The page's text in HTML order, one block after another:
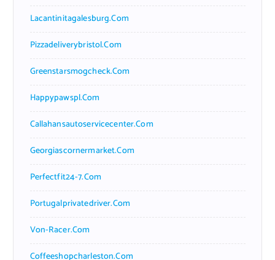
Lacantinitagalesburg.com
Pizzadeliverybristol.com
Greenstarsmogcheck.com
Happypawspl.com
Callahansautoservicecenter.com
Georgiascornermarket.com
Perfectfit24-7.com
Portugalprivatedriver.com
Von-Racer.com
Coffeeshopcharleston.com